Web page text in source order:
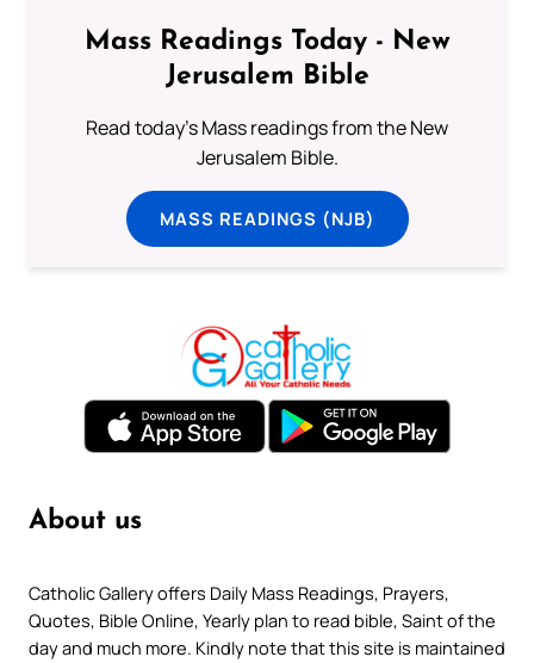
Mass Readings Today - New
Jerusalem Bible
Read today's Mass readings from the New
Jerusalem Bible.
MASS READINGS (NJB)
About us
Catholic Gallery offers Daily Mass Readings, Prayers,
Quotes, Bible Online, Yearly plan to read bible, Saint of the
day and much more. Kindly note that this site is maintained